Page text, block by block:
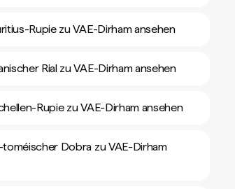
Rupie zu VAE-Dirham ansehen
Rial zu VAE-Dirham ansehen
Rupie zu VAE-Dirham ansehen
Dobra zu VAE-Dirham